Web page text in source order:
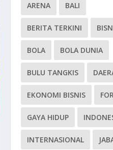
ARENA BALI
BERITA TERKINI
BOLA BOLA DUNIA
BULU TANGKIS
EKONOMI BISNIS
GAYA HIDUP
INTERNASIONAL